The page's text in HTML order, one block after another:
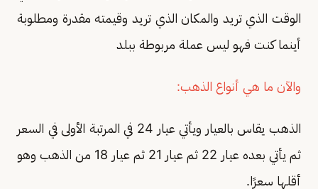
الوقت الذي تريد والمكان الذي تريد وقيمته مقدرة ومطلوبة
أينما كنت فهو ليس عملة مربوطة ببلد
والآن ما هي أنواع الذهب:
الذهب يقاس بالعيار ويأتي عيار 24 في المرتبة الأولى في السعر
ثم يأتي بعده عيار 22 ثم عيار 21 ثم عيار 18 من الذهب وهو
أقلها سعرًا.